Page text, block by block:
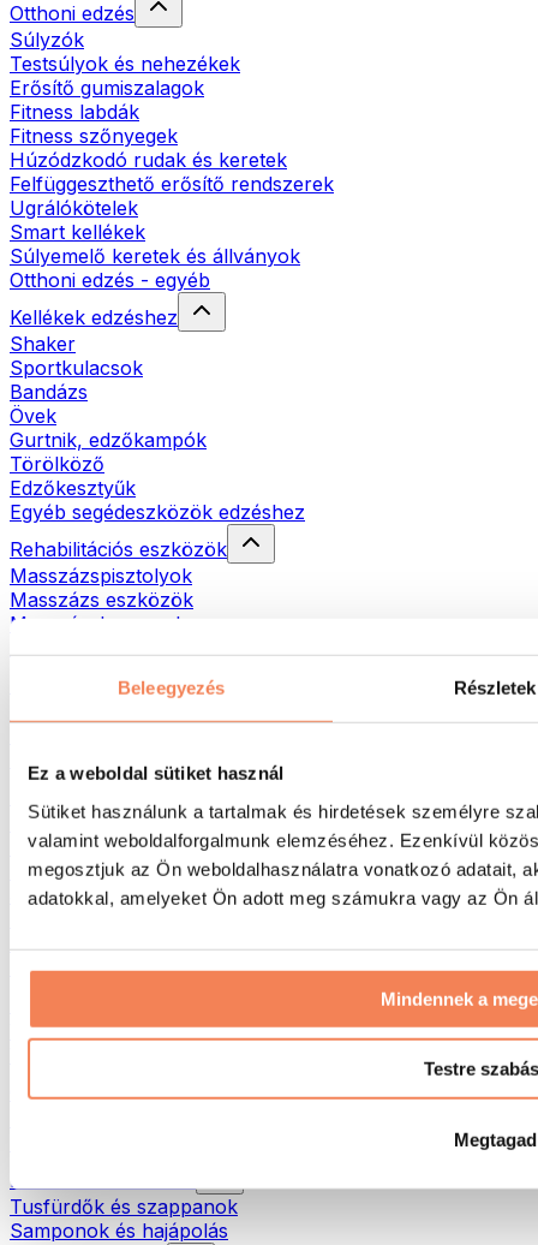
Beleegyezés Részletek
Ez a weboldal sütiket használ
Sütiket használunk a tartalmak és hirdetések személyre
valamint weboldalforgalmunk elemzéséhez. Ezenkívül
megosztjuk az Ön weboldalhasználatra vonatkozó adatait,
adatokkal, amelyeket Ön adott meg számukra vagy az Ön
Mindennek a
Testre szabás
Megtagad
Otthoni edzés
Súlyzók
Testsúlyok és nehezékek
Erősítő gumiszalagok
Fitness labdák
Fitness szőnyegek
Húzódzkodó rudak és keretek
Felfüggeszthető erősítő rendszerek
Ugrálókötelek
Smart kellékek
Súlyemelő keretek és állványok
Otthoni edzés - egyéb
Kellékek edzéshez
Shaker
Sportkulacsok
Bandázs
Övek
Gurtnik, edzőkampók
Törölköző
Edzőkesztyűk
Egyéb segédeszközök edzéshez
Rehabilitációs eszközök
Masszázspisztolyok
Masszázs eszközök
Masszázshengerek
Táskák & hátizsákok
Hátizsákok
Futás
Küzdősportok
Kerékpározás
Jóga és pilates
Úszás
Túrázás
Vörösfény-terápia
Öko háztartás
Natúrkozmetikumok
Tusfürdők és szappanok
Samponok és hajápolás